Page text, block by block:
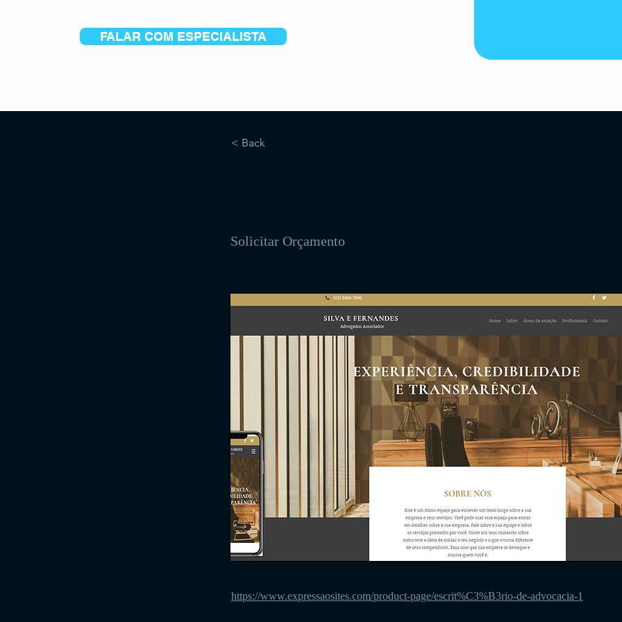
FALAR COM ESPECIALISTA
< Back
Solicitar Orçamento
https://www.expressaosites.com/product-page/escrit%C3%B3rio-de-advocacia-1